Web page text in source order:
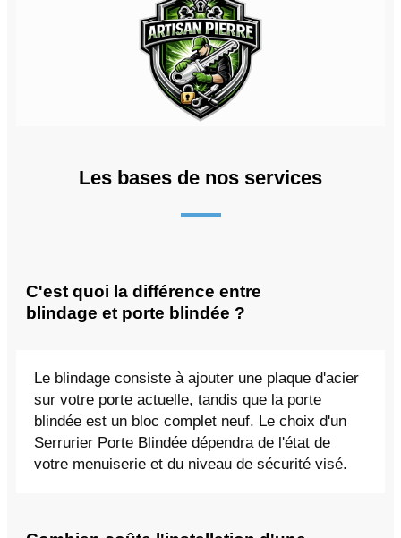
Les bases de nos services
C'est quoi la différence entre
blindage et porte blindée ?
Le blindage consiste à ajouter une plaque d'acier
sur votre porte actuelle, tandis que la porte
blindée est un bloc complet neuf. Le choix d'un
Serrurier Porte Blindée dépendra de l'état de
votre menuiserie et du niveau de sécurité visé.